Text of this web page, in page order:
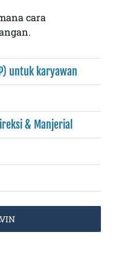
cara
untuk karyawan
& Manjerial